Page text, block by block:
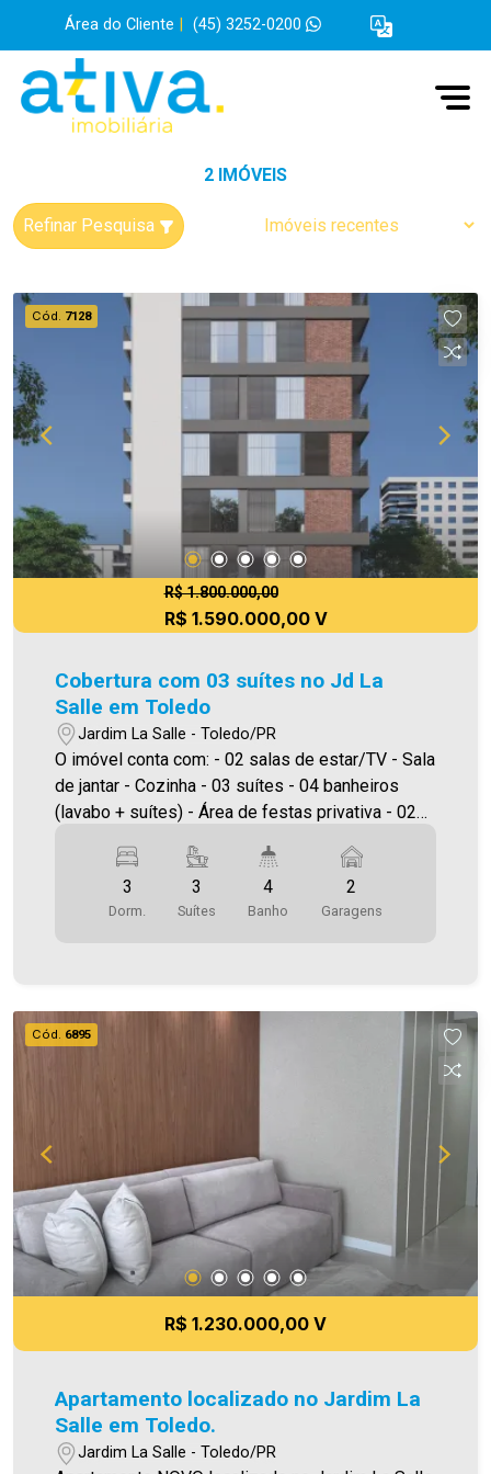
Área do Cliente (45) 3252-0200
2 IMÓVEIS
Refinar Pesquisa
Cód. 7128
R$ 1.800.000,00
R$ 1.590.000,00 V
Cobertura com 03 suítes no Jd La
Salle em Toledo
Jardim La Salle - Toledo/PR
O imóvel conta com: - 02 salas de estar/TV - Sala
de jantar - Cozinha - 03 suítes - 04 banheiros
(lavabo + suítes) - Área de festas privativa - 02
Edifício com salão de festas, sala de jogos,
academia, piscina e elevador - Portão eletrônico
e interfone - Piso porcelanato e laminado A
na venda. Aproveite essa oportunidade, agende
uma visita! Imobiliária Ativa | Sinta-se em casa! -
As informações aqui prestadas são verdadeiras,
qualquer erro de digitação e/ou ortografia, bem
como alteração dos preços e imagens. Fotos
meramente ilustrativas.
3
Dorm.
3
Suítes
4
Banho
2
Garagens
Cód. 6895
R$ 1.230.000,00 V
Apartamento localizado no Jardim La
Salle em Toledo.
Jardim La Salle - Toledo/PR